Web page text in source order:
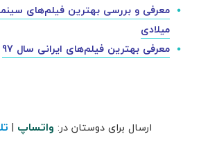
میلادی
معرفی بهترین فیلم‌های ایرانی سال 97
ارسال برای دوستان در: واتساپ |